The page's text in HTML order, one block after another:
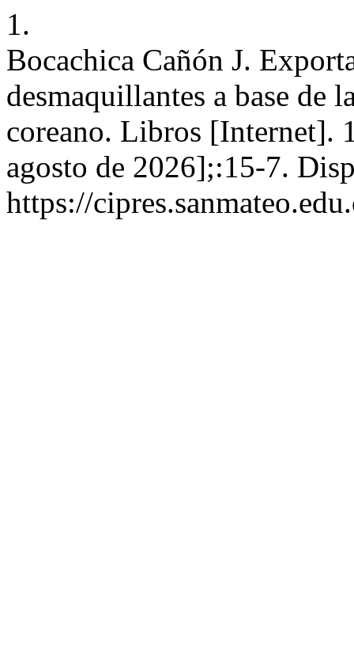
1.
Bocachica Cañón J.
desmaquillantes a base de
coreano. Libros [Internet].
agosto de 2026];:15-7.
https://